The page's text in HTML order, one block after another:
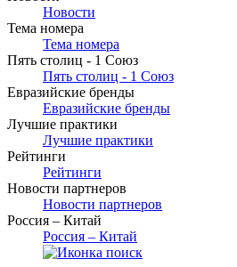
Новости
Тема номера
Тема номера
Пять столиц - 1 Союз
Пять столиц - 1 Союз
Евразийские бренды
Евразийские бренды
Лучшие практики
Лучшие практики
Рейтинги
Рейтинги
Новости партнеров
Новости партнеров
Россия – Китай
Россия – Китай